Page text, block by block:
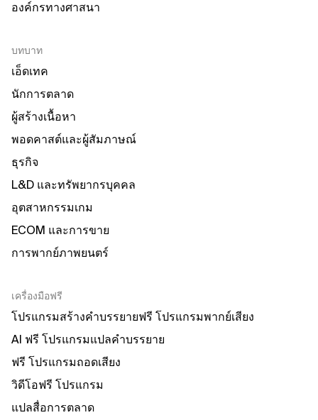
องค์กรทางศาสนา
บทบาท
เอ็ดเทค
นักการตลาด
ผู้สร้างเนื้อหา
พอดคาสต์และผู้สัมภาษณ์
ธุรกิจ
L&D และทรัพยากรบุคคล
อุตสาหกรรมเกม
ECOM และการขาย
การพากย์ภาพยนตร์
เครื่องมือฟรี
โปรแกรมสร้างคำบรรยายฟรี โปรแกรมพากย์เสียง
AI ฟรี โปรแกรมแปลคำบรรยาย
ฟรี โปรแกรมถอดเสียง
วิดีโอฟรี โปรแกรม
แปลสื่อการตลาด